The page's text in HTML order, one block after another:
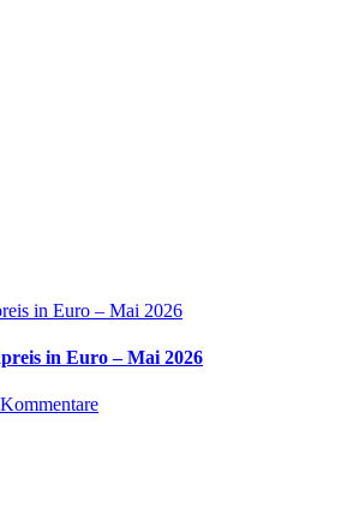
in Euro – Mai 2026
in Euro – Mai 2026